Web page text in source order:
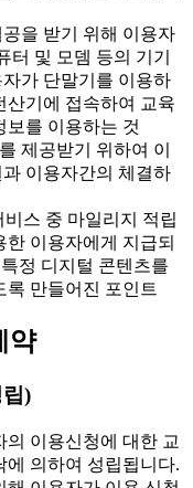
을 받기 위해 이용자
터 및 모뎀 등의 기기
가 단말기를 이용하
산기에 접속하여 교육
보를 이용하는 것
제공받기 위하여 이
이용자간의 체결하
스 중 마일리지 적립
이용자에게 지급되
정 디지털 콘텐츠를
록 만들어진 포인트
약
)
이용신청에 대한 교
에 의하여 성립됩니다.